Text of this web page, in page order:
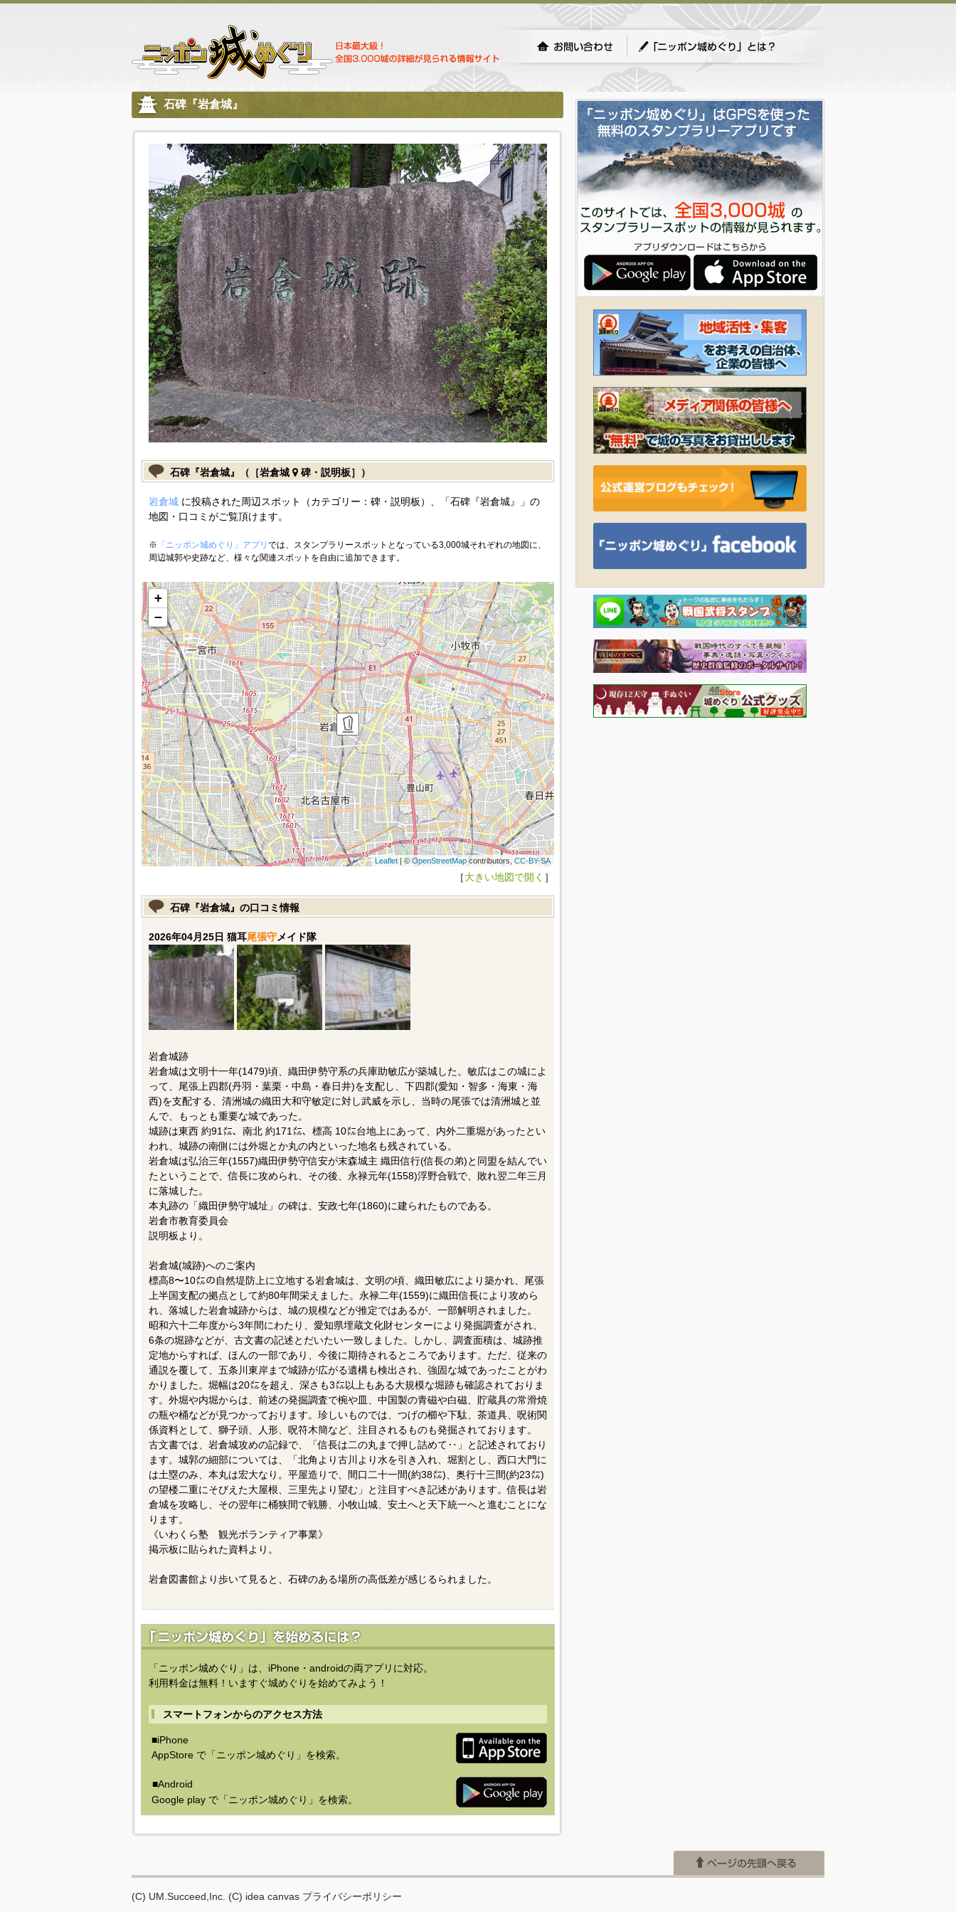
石碑『岩倉城』
石碑『岩倉城』（［岩倉城 碑・説明板］）
岩倉城に投稿された周辺スポット（カテゴリー：碑・説明板）、「石碑『岩倉城』」の
地図・口コミがご覧頂けます。
※ 「ニッポン城めぐり」アプリ では、スタンプラリースポットとなっている3,000城それぞれの地図に、
周辺城郭や史跡など、様々な関連スポットを自由に追加できます。
+
−
Leaflet| ©OpenStreetMapcontributors, CC-BY-SA
［大きい地図で開く ］
石碑『岩倉城』の口コミ情報
2026年04月25日 猫耳尾張守メイド隊
岩倉城跡
岩倉城は文明十一年(1479)頃、織田伊勢守系の兵庫助敏広が築城した。敏広はこの城によ
って、尾張上四郡(丹羽・葉栗・中島・春日井)を支配し、下四郡(愛知・智多・海東・海
西)を支配する、清洲城の織田大和守敏定に対し武威を示し、当時の尾張では清洲城と並
んで、もっとも重要な城であった。
城跡は東西 約91㍍、南北 約171㍍、標高 10㍍台地上にあって、内外二重堀があったとい
われ、城跡の南側には外堀とか丸の内といった地名も残されている。
岩倉城は弘治三年(1557)織田伊勢守信安が末森城主 織田信行(信長の弟)と同盟を結んでい
たということで、信長に攻められ、その後、永禄元年(1558)浮野合戦で、敗れ翌二年三月
に落城した。
本丸跡の「織田伊勢守城址」の碑は、安政七年(1860)に建られたものである。
岩倉市教育委員会
説明板より。
岩倉城(城跡)へのご案内
標高8〜10㍍の自然堤防上に立地する岩倉城は、文明の頃、織田敏広により築かれ、尾張
上半国支配の拠点として約80年間栄えました。永禄二年(1559)に織田信長により攻めら
れ、落城した岩倉城跡からは、城の規模などが推定ではあるが、一部解明されました。
昭和六十二年度から3年間にわたり、愛知県埋蔵文化財センターにより発掘調査がされ、
6条の堀跡などが、古文書の記述とだいたい一致しました。しかし、調査面積は、城跡推
定地からすれば、ほんの一部であり、今後に期待されるところであります。ただ、従来の
通説を覆して、五条川東岸まで城跡が広がる遺構も検出され、強固な城であったことがわ
かりました。堀幅は20㍍を超え、深さも3㍍以上もある大規模な堀跡も確認されておりま
す。外堀や内堀からは、前述の発掘調査で椀や皿、中国製の青磁や白磁、貯蔵具の常滑焼
の瓶や桶などが見つかっております。珍しいものでは、つげの櫛や下駄、茶道具、呪術関
係資料として、獅子頭、人形、呪符木簡など、注目されるものも発掘されております。
古文書では、岩倉城攻めの記録で、「信長は二の丸まで押し詰めて‥」と記述されており
ます。城郭の細部については、「北角より古川より水を引き入れ、堀割とし、西口大門に
は土塁のみ、本丸は宏大なり。平屋造りで、間口二十一間(約38㍍)、奥行十三間(約23㍍)
の望楼二重にそびえた大屋根、三里先より望む」と注目すべき記述があります。信長は岩
倉城を攻略し、その翌年に桶狭間で戦勝、小牧山城、安土へと天下統一へと進むことにな
ります。
《いわくら塾 観光ボランティア事業》
掲示板に貼られた資料より。
岩倉図書館より歩いて見ると、石碑のある場所の高低差が感じるられました。
「ニッポン城めぐり」は、iPhone・androidの両アプリに対応。
利用料金は無料！いますぐ城めぐりを始めてみよう！
スマートフォンからのアクセス方法
■iPhone
AppStore で「ニッポン城めぐり」を検索。
■Android
Google play で「ニッポン城めぐり」を検索。
(C) UM.Succeed,Inc. (C) idea canvas プライバシーポリシー